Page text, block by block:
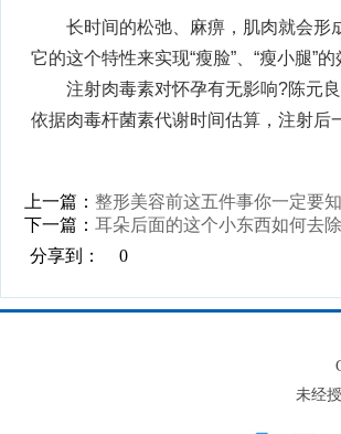
长时间的松弛、麻痹，肌肉就会形
它的这个特性来实现“瘦脸”、“瘦小腿”的
注射肉毒素对怀孕有无影响?陈元
依据肉毒杆菌素代谢时间估算，注射
上一篇： 整形美容前这五件事你一定要
下一篇： 耳朵后面的这个小东西如何去
分享到：
0
未经